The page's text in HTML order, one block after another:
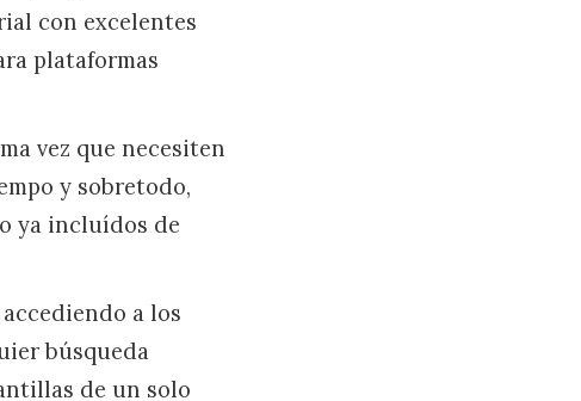
con excelentes
plataformas
vez que necesiten
y sobretodo,
ya incluídos de
a los
búsqueda
de un solo